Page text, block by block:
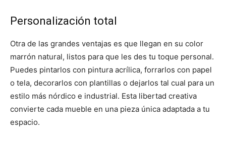
Personalización total
Otra de las grandes ventajas es que llegan en su color
marrón natural, listos para que les des tu toque personal.
Puedes pintarlos con pintura acrílica, forrarlos con papel
o tela, decorarlos con plantillas o dejarlos tal cual para un
estilo más nórdico e industrial. Esta libertad creativa
convierte cada mueble en una pieza única adaptada a tu
espacio.